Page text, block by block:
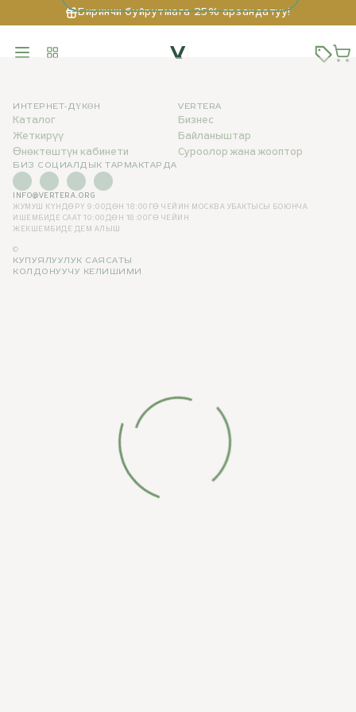
Биринчи буйрутмага 25% арзандатуу!
ИНТЕРНЕТ-ДҮКӨН
Каталог
Жеткирүү
Өнөктөштүн кабинети
VERTERA
Бизнес
Байланыштар
Суроолор жана жооптор
БИЗ СОЦИАЛДЫК ТАРМАКТАРДА
INFO@VERTERA.ORG
ЖУМУШ КҮНДӨРҮ 9:00ДӨН 18:00ГӨ ЧЕЙИН
МОСКВА УБАКТЫСЫ БОЮНЧА
ИШЕМБИДЕ СААТ 10:00ДӨН 18:00ГӨ ЧЕЙИН
ЖЕКШЕМБИДЕ ДЕМ АЛЫШ
©
КУПУЯЛУУЛУК САЯСАТЫ
КОЛДОНУУЧУ КЕЛИШИМИ